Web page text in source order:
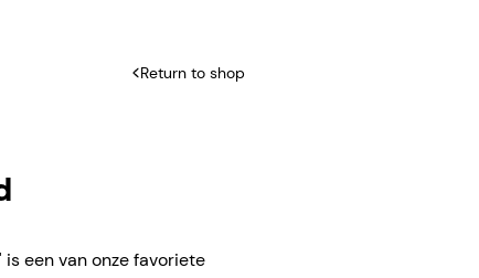
Return to shop
een van onze favoriete